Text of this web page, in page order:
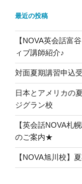
最近の投稿
【NOVA英会話富谷
ィブ講師紹介♪
対面夏期講習申込
日本とアメリカの
ジグラン校
【英会話NOVA札
のご案内★
【NOVA旭川校】